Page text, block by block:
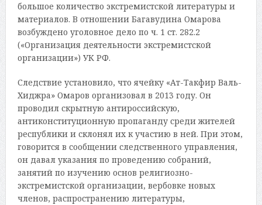
большое количество экстремистской литературы и
материалов. В отношении Багавудина Омарова
возбуждено уголовное дело по ч. 1 ст. 282.2
(«Организация деятельности экстремистской
организации») УК РФ.
Следствие установило, что ячейку «Ат-Такфир Валь-
Хиджра» Омаров организовал в 2013 году. Он
проводил скрытную антироссийскую,
антиконституционную пропаганду среди жителей
республики и склонял их к участию в ней. При этом,
говорится в сообщении следственного управления,
он давал указания по проведению собраний,
занятий по изучению основ религиозно-
экстремистской организации, вербовке новых
членов, распространению литературы,